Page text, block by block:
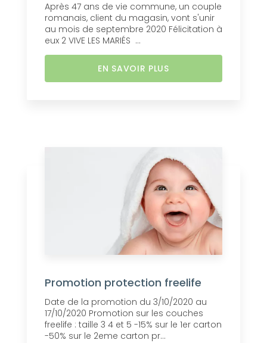
Après 47 ans de vie commune, un couple
romanais, client du magasin, vont s'unir
au mois de septembre 2020 Félicitation à
eux 2 VIVE LES MARIÉS ...
EN SAVOIR PLUS
Promotion protection freelife
Date de la promotion du 3/10/2020 au
17/10/2020 Promotion sur les couches
freelife : taille 3 4 et 5 -15% sur le 1er carton
-50% sur le 2eme carton pr...